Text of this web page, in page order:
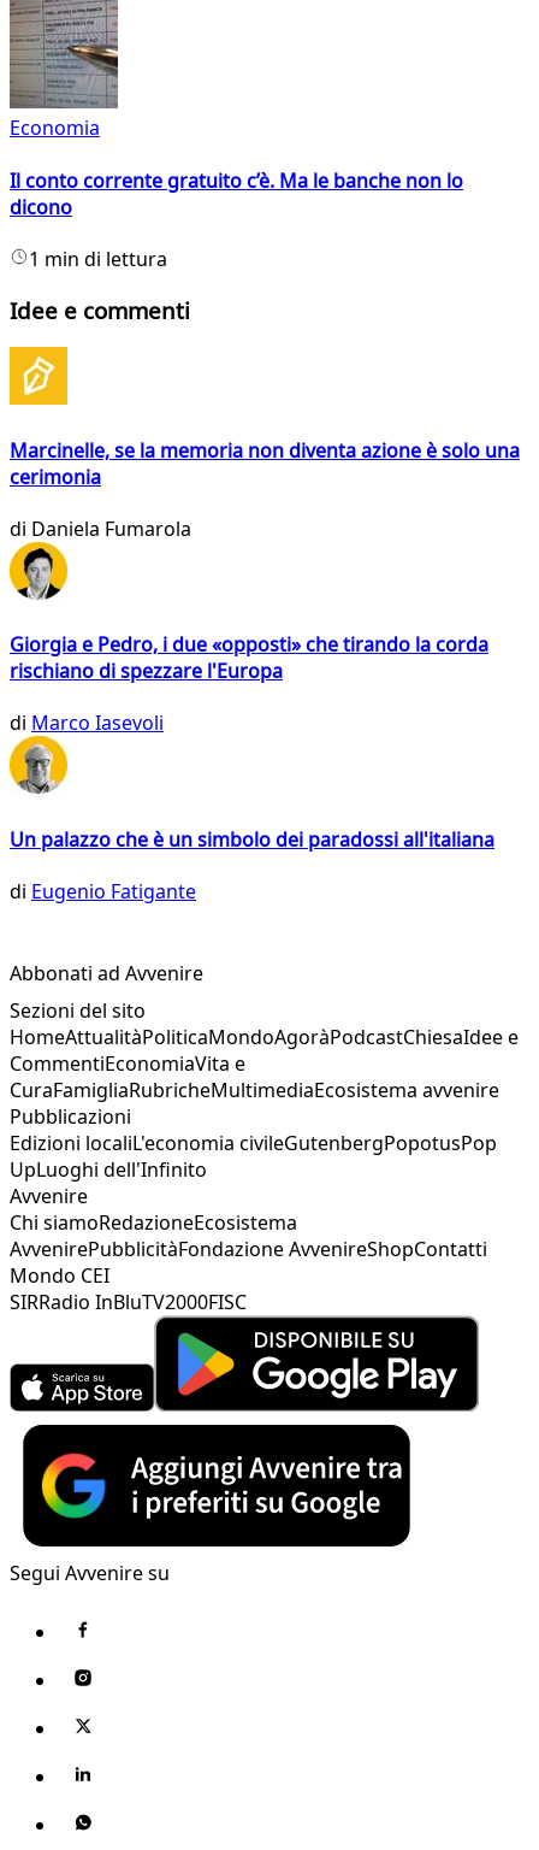
Economia
Il conto corrente gratuito c’è. Ma le banche non lo
dicono
1 min di lettura
Idee e commenti
Marcinelle, se la memoria non diventa azione è solo una
cerimonia
di Daniela Fumarola
Giorgia e Pedro, i due «opposti» che tirando la corda
rischiano di spezzare l'Europa
di Marco Iasevoli
Un palazzo che è un simbolo dei paradossi all'italiana
di Eugenio Fatigante
Abbonati ad Avvenire
Sezioni del sito
HomeAttualitàPoliticaMondoAgoràPodcastChiesaIdee e
CommentiEconomiaVita e
CuraFamigliaRubricheMultimediaEcosistema avvenire
Pubblicazioni
Edizioni localiL'economia civileGutenbergPopotusPop
UpLuoghi dell'Infinito
Avvenire
Chi siamoRedazioneEcosistema
AvvenirePubblicitàFondazione AvvenireShopContatti
Mondo CEI
SIRRadio InBluTV2000FISC
Segui Avvenire su